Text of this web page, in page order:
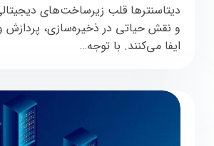
دیتاسنترها قلب زیرساخت‌های
و نقش حیاتی در ذخیره‌سازی، پردازش و
ایفا می‌کنند. با توجه…